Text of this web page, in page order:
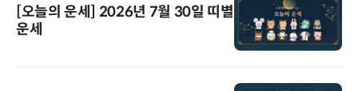
[오늘의 운세] 2026년 7월 30일 띠별
운세